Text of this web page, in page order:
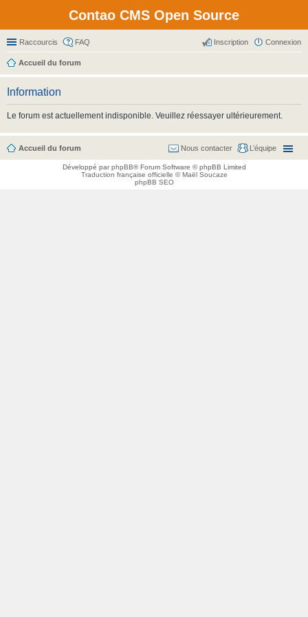
Contao CMS Open Source
Raccourcis FAQ Connexion
Inscription
Accueil du forum
Information
Le forum est actuellement indisponible. Veuillez réessayer ultérieurement.
Accueil du forum L’équipe
Nous contacter
Développé parphpBB® Forum Software © phpBB Limited
Traduction française officielle ©Maël Soucaze
phpBB SEO